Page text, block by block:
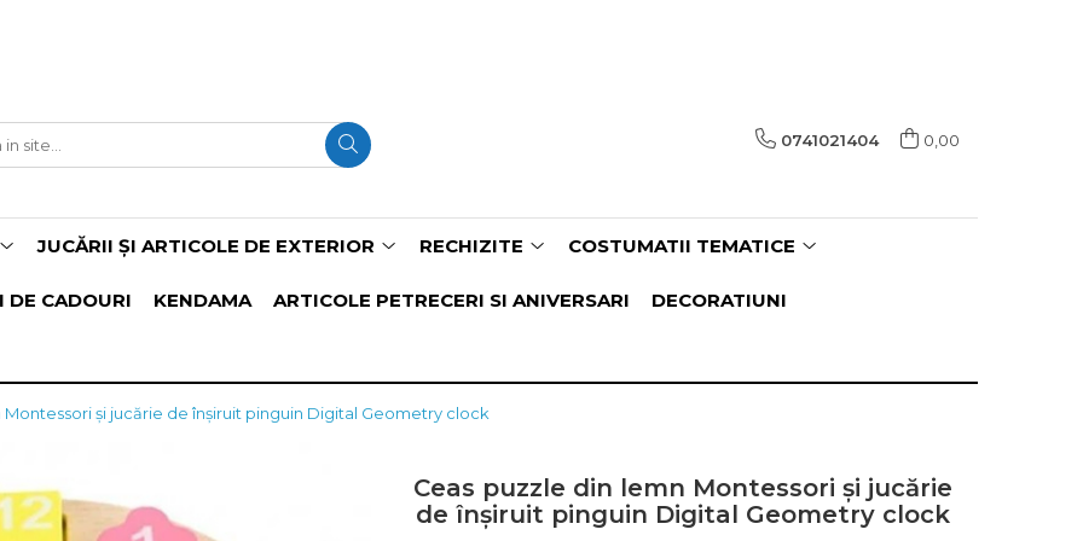
0741021404 0,00
JUCĂRII ȘI ARTICOLE DE EXTERIOR RECHIZITE COSTUMATII TEMATICE
DE CADOURI KENDAMA ARTICOLE PETRECERI SI ANIVERSARI DECORATIUNI
Montessori și jucărie de înșiruit pinguin Digital Geometry clock
Ceas puzzle din lemn Montessori și jucărie
de înșiruit pinguin Digital Geometry clock